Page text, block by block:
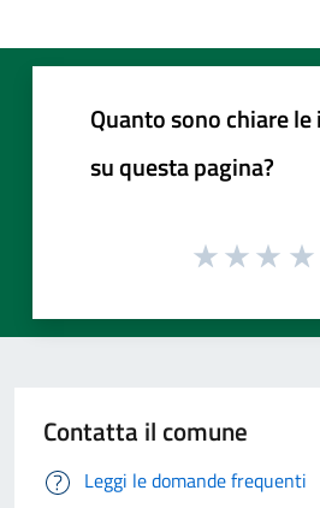
Quanto sono chiare
su questa pagina?
Contatta il comune
Leggi le domande frequenti